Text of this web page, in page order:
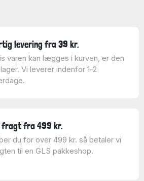
levering fra 39 kr.
varen kan lægges i kurven, er den
Vi leverer indenfor 1-2
fragt fra 499 kr.
du for over 499 kr. så betaler vi
til en GLS pakkeshop.